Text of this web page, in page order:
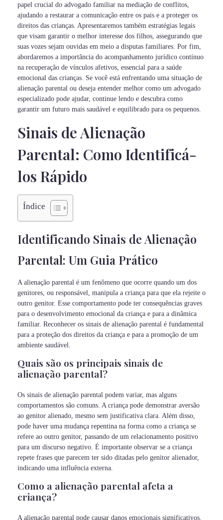
papel crucial do advogado familiar na mediação de conflitos,
ajudando a restaurar a comunicação entre os pais e a proteger os
direitos das crianças. Apresentaremos também estratégias legais
que visam garantir o melhor interesse dos filhos, assegurando que
suas vozes sejam ouvidas em meio a disputas familiares. Por fim,
abordaremos a importância do acompanhamento jurídico contínuo
na recuperação de vínculos afetivos, essencial para a saúde
emocional das crianças. Se você está enfrentando uma situação de
alienação parental ou deseja entender melhor como um advogado
especializado pode ajudar, continue lendo e descubra como
garantir um futuro mais saudável e equilibrado para os pequenos.
Sinais de Alienação
Parental: Como Identificá-
los Rápido
Índice
Identificando Sinais de Alienação
Parental: Um Guia Prático
A alienação parental é um fenômeno que ocorre quando um dos
genitores, ou responsável, manipula a criança para que ela rejeite o
outro genitor. Esse comportamento pode ter consequências graves
para o desenvolvimento emocional da criança e para a dinâmica
familiar. Reconhecer os sinais de alienação parental é fundamental
para a proteção dos direitos da criança e para a promoção de um
ambiente saudável.
Quais são os principais sinais de
alienação parental?
Os sinais de alienação parental podem variar, mas alguns
comportamentos são comuns. A criança pode demonstrar aversão
ao genitor alienado, mesmo sem justificativa clara. Além disso,
pode haver uma mudança repentina na forma como a criança se
refere ao outro genitor, passando de um relacionamento positivo
para um discurso negativo. É importante observar se a criança
repete frases que parecem ter sido ditadas pelo genitor alienador,
indicando uma influência externa.
Como a alienação parental afeta a
criança?
A alienação parental pode causar danos emocionais significativos.